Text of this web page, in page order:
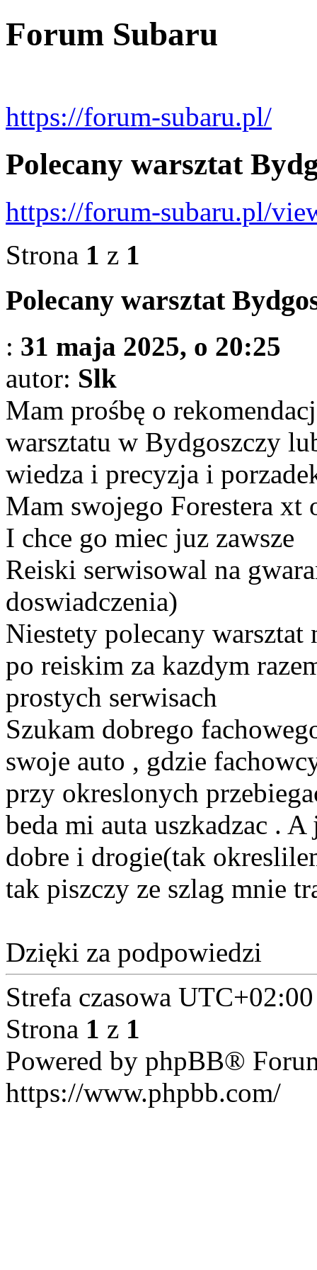
Forum Subaru
https://forum-subaru.pl/
Polecany warsztat
https://forum-subaru.pl/
Strona 1 z 1
Polecany warsztat
: 31 maja 2025, o 20:25
autor: Slk
Mam prośbę o
warsztatu w Bydgoszczy
wiedza i precyzja i
Mam swojego Forestera xt
I chce go miec juz zawsze
Reiski serwisowal na
doswiadczenia)
Niestety polecany
po reiskim za kazdym
prostych serwisach
Szukam dobrego
swoje auto , gdzie
przy okreslonych
beda mi auta uszkadzac .
dobre i drogie(tak
tak piszczy ze szlag mnie
Dzięki za podpowiedzi
Strefa czasowa UTC+02:00
Strona 1 z 1
Powered by phpBB®
https://www.phpbb.com/